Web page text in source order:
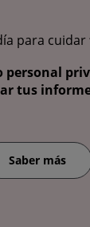
para cuidar
personal
tus
Saber más